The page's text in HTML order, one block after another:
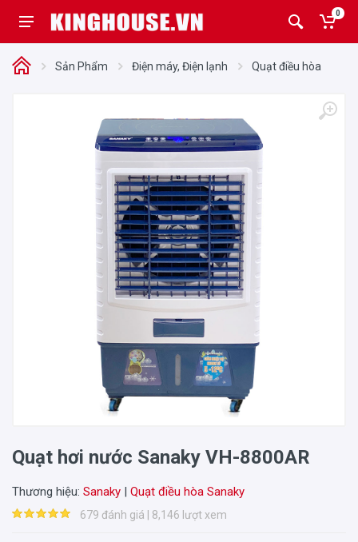
0
Sản Phẩm Điện máy, Điện lạnh Quạt điều hòa
Quạt hơi nước Sanaky VH-8800AR
Thương hiệu: Sanaky | Quạt điều hòa Sanaky
679 đánh giá | 8,146 lượt xem